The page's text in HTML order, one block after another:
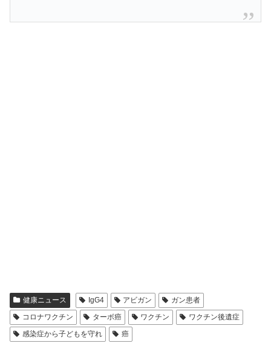
健康ニュース IgG4 アビガン
ガン患者
コロナワクチン
ターボ癌 ワクチン
ワクチン後遺症
感染症から子どもを守れ
癌